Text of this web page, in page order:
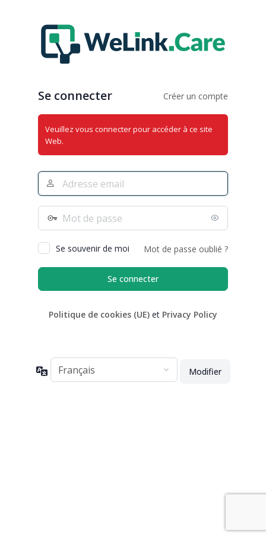
connecter
Se connecter Créer un compte
Veuillez vous connecter pour accéder à ce site
Web.
Adresse
Mot
Se souvenir de moi
Mot de passe oublié ?
Politique de cookies (UE) et Privacy Policy
Langue